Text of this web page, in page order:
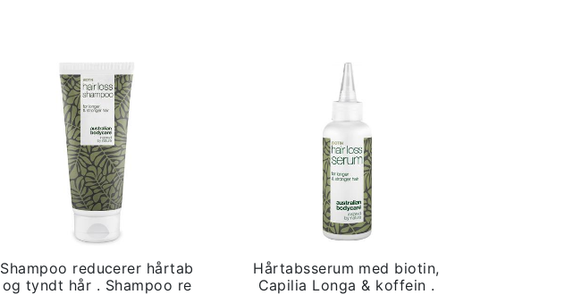
Shampoo reducerer hårtab
og tyndt hår . Shampoo re
Hårtabsserum med biotin,
Capilia Longa & koffein .